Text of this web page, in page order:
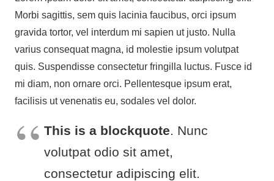
Morbi sagittis, sem quis lacinia faucibus, orci ipsum
gravida tortor, vel interdum mi sapien ut justo. Nulla
varius consequat magna, id molestie ipsum volutpat
quis. Suspendisse consectetur fringilla luctus. Fusce id
mi diam, non ornare orci. Pellentesque ipsum erat,
facilisis ut venenatis eu, sodales vel dolor.
This is a blockquote. Nunc
volutpat odio sit amet,
consectetur adipiscing elit.